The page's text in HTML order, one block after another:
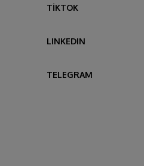
TİKTOK
LINKEDIN
TELEGRAM